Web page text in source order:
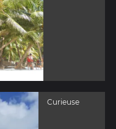
Curieuse